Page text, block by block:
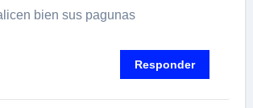
bien sus pagunas
Responder